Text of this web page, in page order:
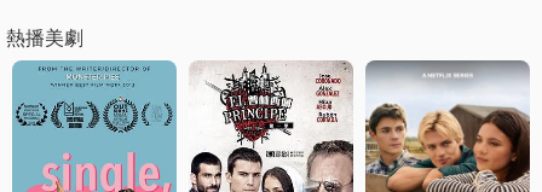
熱播美劇